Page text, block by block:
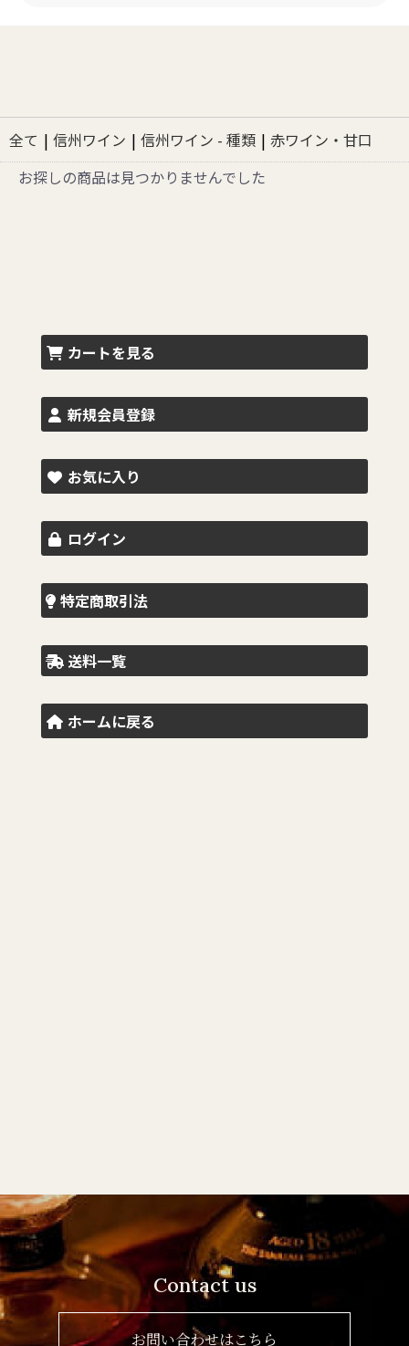
全て | 信州ワイン | 信州ワイン - 種類 | 赤ワイン・甘口
お探しの商品は見つかりませんでした
カートを見る
新規会員登録
お気に入り
ログイン
特定商取引法
送料一覧
ホームに戻る
Contact us
お問い合わせはこちら